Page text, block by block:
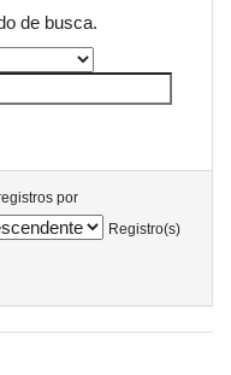
de busca.
por
Registro(s)